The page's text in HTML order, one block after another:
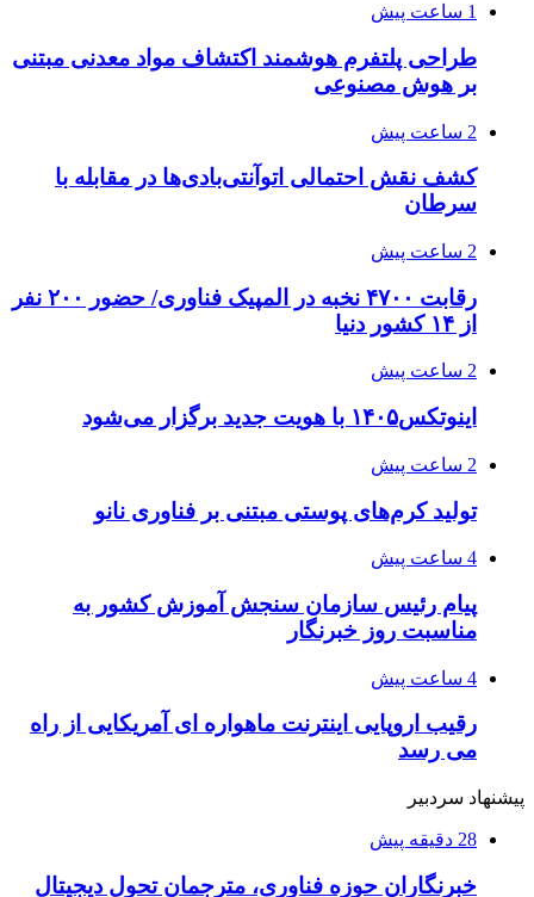
1 ساعت پیش
طراحی پلتفرم هوشمند اکتشاف مواد معدنی مبتنی
بر هوش مصنوعی
2 ساعت پیش
کشف نقش احتمالی اتوآنتی‌بادی‌ها در مقابله با
سرطان
2 ساعت پیش
رقابت ۴۷۰۰ نخبه در المپیک فناوری/ حضور ۲۰۰ نفر
از ۱۴ کشور دنیا
2 ساعت پیش
اینوتکس۱۴۰۵ با هویت جدید برگزار می‌شود
2 ساعت پیش
تولید کرم‌های پوستی مبتنی بر فناوری نانو
4 ساعت پیش
پیام رئیس سازمان سنجش آموزش کشور به
مناسبت روز خبرنگار
4 ساعت پیش
رقیب اروپایی اینترنت ماهواره ای آمریکایی از راه
می رسد
پیشنهاد سردبیر
28 دقیقه پیش
خبرنگاران حوزه فناوری، مترجمان تحول دیجیتال